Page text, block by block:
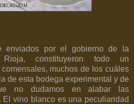
enviados por el gobierno de la
constituyeron todo un
muchos de los cuáles
de esta bodega experimental y de
no dudamos en alabar las
El vino blanco es una peculiaridad